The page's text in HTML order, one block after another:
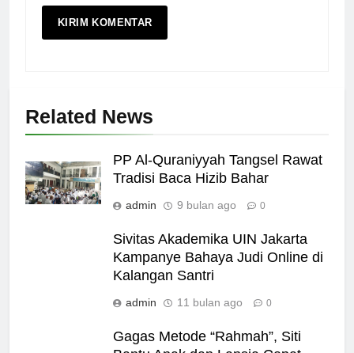
Related News
PP Al-Quraniyyah Tangsel Rawat
Tradisi Baca Hizib Bahar
admin 9 bulan ago 0
Sivitas Akademika UIN Jakarta
Kampanye Bahaya Judi Online di
Kalangan Santri
admin 11 bulan ago 0
Gagas Metode “Rahmah”, Siti